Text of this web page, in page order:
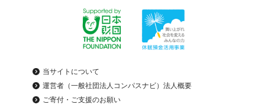
当サイトについて
運営者（一般社団法人コンパスナビ）法人概要
ご寄付・ご支援のお願い